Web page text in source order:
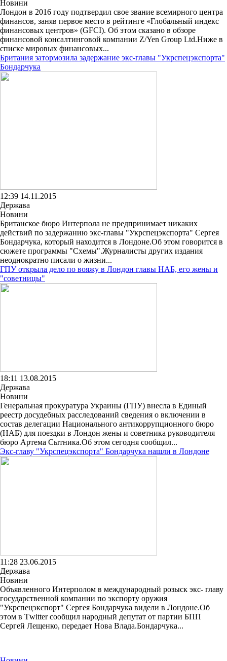
Новини
Лондон в 2016 году подтвердил свое звание всемирного центра
финансов, заняв первое место в рейтинге «Глобальный индекс
финансовых центров» (GFCI). Об этом сказано в обзоре
финансовой консалтинговой компании Z/Yen Group Ltd.Ниже в
списке мировых финансовых...
Британия затормозила задержание экс-главы "Укрспецэкспорта"
Бондарчука
12:39 14.11.2015
Держава
Новини
Британское бюро Интерпола не предпринимает никаких
действий по задержанию экс-главы "Укрспецэкспорта" Сергея
Бондарчука, который находится в Лондоне.Об этом говорится в
сюжете программы "Схемы".Журналисты других издания
неоднократно писали о жизни...
ГПУ открыла дело по вояжу в Лондон главы НАБ, его жены и
"советницы"
18:11 13.08.2015
Держава
Новини
Генеральная прокуратура Украины (ГПУ) внесла в Единый
реестр досудебных расследований сведения о включении в
состав делегации Национального антикоррупционного бюро
(НАБ) для поездки в Лондон жены и советника руководителя
бюро Артема Сытника.Об этом сегодня сообщил...
Экс-главу "Укрспецэкспорта" Бондарчука нашли в Лондоне
11:28 23.06.2015
Держава
Новини
Объявленного Интерполом в международный розыск экс- главу
государственной компании по экспорту оружия
"Укрспецэкспорт" Сергея Бондарчука видели в Лондоне.Об
этом в Тwitter сообщил народный депутат от партии БПП
Сергей Лещенко, передает Нова Влада.Бондарчука...